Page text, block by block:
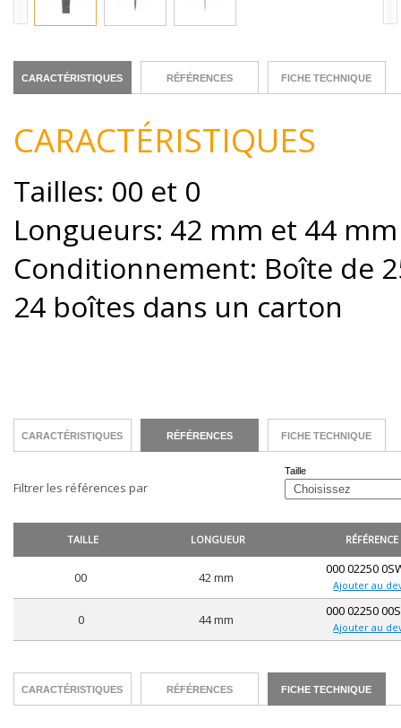
CARACTÉRISTIQUES RÉFÉRENCES FICHE TECHNIQUE
CARACTÉRISTIQUES
Tailles: 00 et 0
Longueurs: 42 mm et 44 mm
Conditionnement: Boîte de
24 boîtes dans un carton
CARACTÉRISTIQUES RÉFÉRENCES FICHE TECHNIQUE
Filtrer les références par
Taille
TAILLE LONGUEUR RÉFÉRENCE
00 42 mm
000 02250
Ajouter au
0 44 mm
000 02250
Ajouter au
CARACTÉRISTIQUES RÉFÉRENCES FICHE TECHNIQUE